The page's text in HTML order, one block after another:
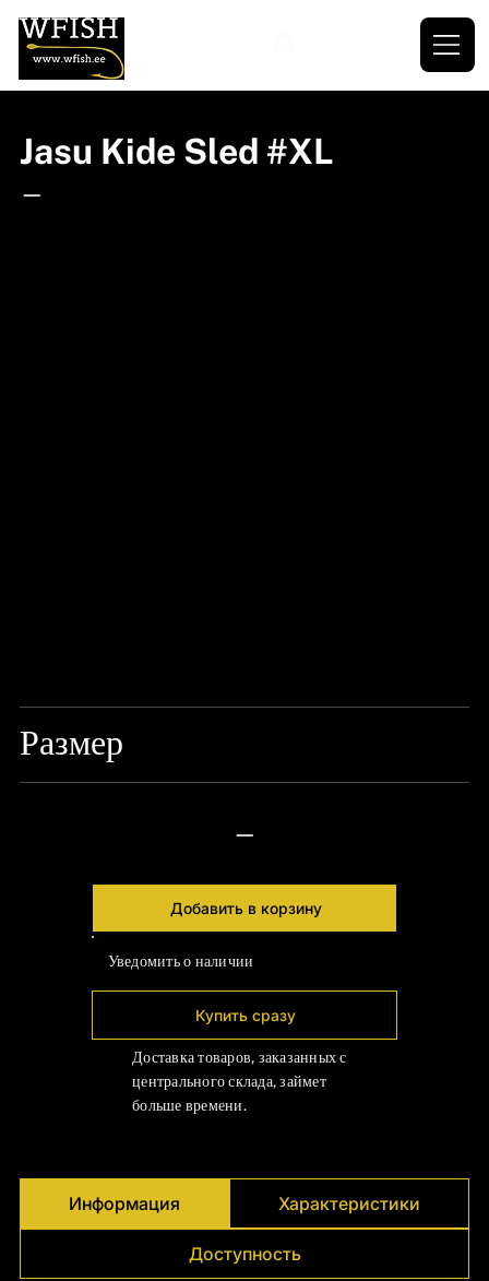
Размер
—
Добавить в корзину
Уведомить о наличии
Купить сразу
Доставка товаров, заказанных с
центрального склада, займет
больше времени.
Информация Характеристики
Доступность
Jasu Kide Sled #XL
—